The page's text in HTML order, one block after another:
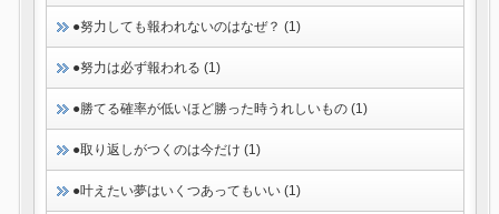
●努力しても報われないのはなぜ？ (1)
●努力は必ず報われる (1)
●勝てる確率が低いほど勝った時うれしいもの (1)
●取り返しがつくのは今だけ (1)
●叶えたい夢はいくつあってもいい (1)